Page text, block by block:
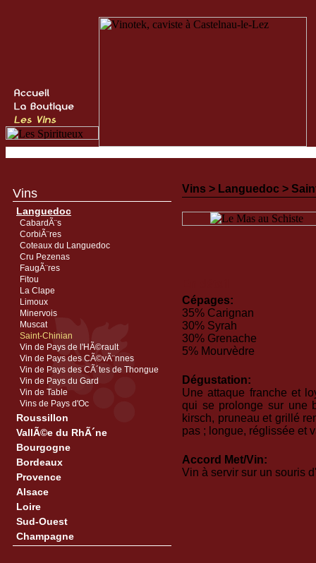
Vins
Languedoc
CabardÃ¨s
CorbiÃ¨res
Coteaux du Languedoc
Cru Pezenas
FaugÃ¨res
Fitou
La Clape
Limoux
Minervois
Muscat
Saint-Chinian
Vin de Pays de l'HÃ©rault
Vin de Pays des CÃ©vÃ¨nnes
Vin de Pays des CÃ´tes de Thongue
Vin de Pays du Gard
Vin de Table
Vins de Pays d'Oc
Roussillon
VallÃ©e du RhÃ´ne
Bourgogne
Bordeaux
Provence
Alsace
Loire
Sud-Ouest
Champagne
Vins > Languedoc >
Cépages:
35% Carignan
30% Syrah
30% Grenache
5% Mourvèdre
Dégustation:
Une attaque franche et
qui se prolonge sur une
kirsch, pruneau et grillé
pas ; longue, réglissée et
Accord Met/Vin:
Vin à servir sur un souris